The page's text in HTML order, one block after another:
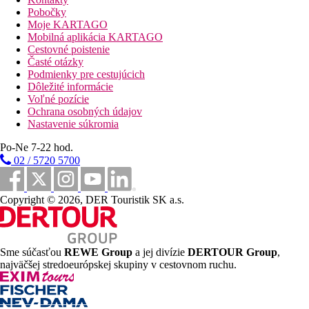
Junior suite, Zdieľaný bazén, Výhľad krajina
priestrannejšia miestnosť (cca 37 -40m2), vstup do
zdieľaného bazéna, umiestnená vo viladomoch, terasa a
lehátka.
Junior suite, Zdieľaný bazén, Priamo pri pláži
(Výhľad mora): jedna priestrannejšia miestnosť (cca 37
-40m2), vstup do zdieľaného bazéna, umiestnená vo
viladomoch, výhľad mora, terasa a lehátka. *Red Carpet
Servis.
Suita, Duplex, Residence, Zdieľaný bazén:
(celkom cca 38m2, zdieľaný bazén, terasa, v priľahlej
rezidencii (budove) oproti hlavnému vchodu do hotela. *
Red Carpet Servis.
*Red Carpet servis
Fľaša šumivého vína s ovocím a sladkosťami na izbe pri
príchode
Mminibar (uvítací balíček – nealkoholické nápoje a pivá,
doplňovaný pre hostí s rezerváciou izby na báze all-
inclusive
Kávový servis/Nespresso kávovar – pravidelné
doplňovanie
Večerná upratovacia služba (Turn Down)
Dve večere v à la carte reštaurácii týždenne a jedna
Pobočky
Moje KARTAGO
Mobilná aplikácia KARTAGO
Cestovné poistenie
Časté otázky
Podmienky pre cestujúcich
Dôležité informácie
Voľné pozície
Ochrana osobných údajov
Nastavenie súkromia
Po-Ne 7-22 hod.
02 / 5720 5700
Copyright © 2026, DER Touristik SK a.s.
Sme súčasťou REWE Group a jej divízie DERTOUR Group,
najväčšej stredoeurópskej skupiny v cestovnom ruchu.